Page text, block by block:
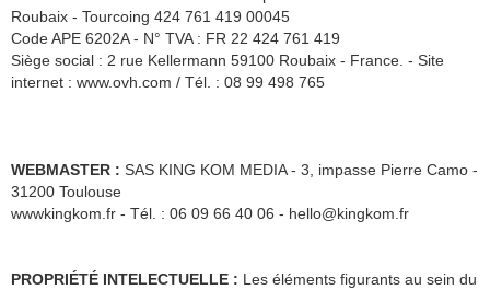
Roubaix - Tourcoing 424 761 419 00045
Code APE 6202A - N° TVA : FR 22 424 761 419
Siège social : 2 rue Kellermann 59100 Roubaix - France. - Site
internet : www.ovh.com / Tél. : 08 99 498 765
WEBMASTER : SAS KING KOM MEDIA - 3, impasse Pierre Camo -
31200 Toulouse
wwwkingkom.fr - Tél. : 06 09 66 40 06 - hello@kingkom.fr
PROPRIÉTÉ INTELECTUELLE : Les éléments figurants au sein du